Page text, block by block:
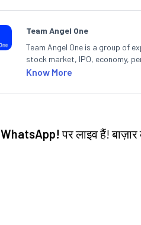
Team Angel One
Team Angel One is a group of
stock market, IPO, economy,
Know More
WhatsApp! पर लाइव हैं!